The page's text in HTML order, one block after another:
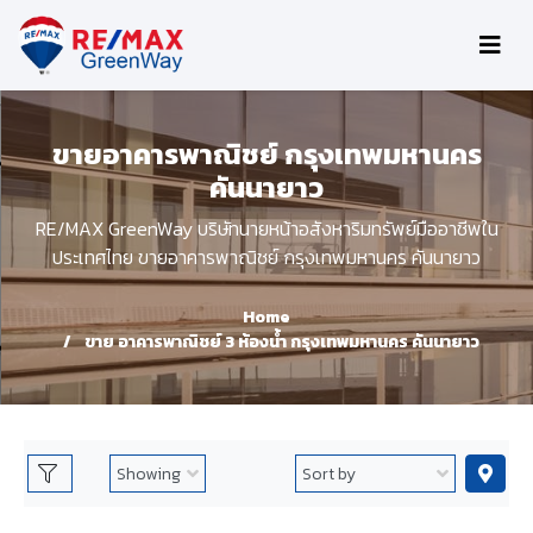
ขายอาคารพาณิชย์ กรุงเทพมหานคร
คันนายาว
RE/MAX GreenWay บริษัทนายหน้าอสังหาริมทรัพย์มืออาชีพใน
ประเทศไทย ขายอาคารพาณิชย์ กรุงเทพมหานคร คันนายาว
Home
ขาย อาคารพาณิชย์ 3 ห้องน้ำ กรุงเทพมหานคร คันนายาว